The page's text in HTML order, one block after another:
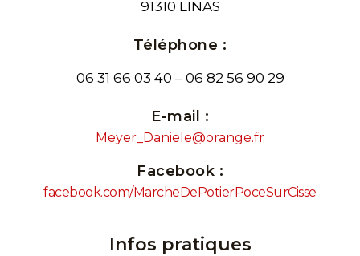
91310 LINAS
Téléphone :
06 31 66 03 40 – 06 82 56 90 29
E-mail :
Meyer_Daniele@orange.fr
Facebook :
facebook.com/MarcheDePotierPoceSurCisse
Infos pratiques